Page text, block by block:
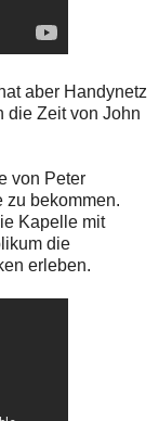
aber Handynetz
die Zeit von John
von Peter
zu bekommen.
Kapelle mit
die
erleben.